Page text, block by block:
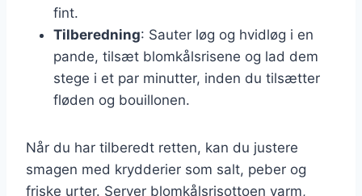
fint.
Tilberedning: Sauter løg og hvidløg i en
pande, tilsæt blomkålsrisene og lad dem
stege i et par minutter, inden du tilsætter
fløden og bouillonen.
Når du har tilberedt retten, kan du justere
smagen med krydderier som salt, peber og
friske urter. Server blomkålsrisottoen varm,